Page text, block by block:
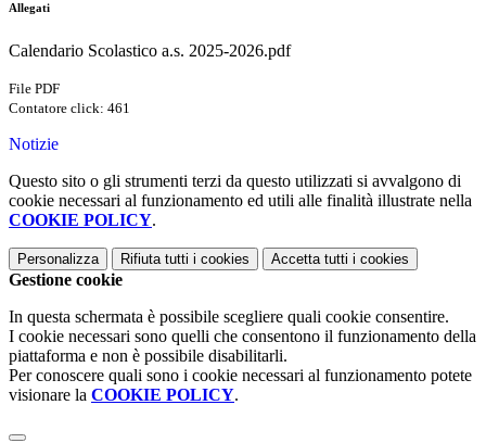
Allegati
Calendario Scolastico a.s. 2025-2026.pdf
File PDF
Contatore click: 461
Notizie
Questo sito o gli strumenti terzi da questo utilizzati si avvalgono di
cookie necessari al funzionamento ed utili alle finalità illustrate nella
COOKIE POLICY.
Personalizza Rifiuta tutti i cookies Accetta tutti i cookies
Gestione cookie
In questa schermata è possibile scegliere quali cookie consentire.
I cookie necessari sono quelli che consentono il funzionamento della
piattaforma e non è possibile disabilitarli.
Per conoscere quali sono i cookie necessari al funzionamento potete
visionare la COOKIE POLICY.